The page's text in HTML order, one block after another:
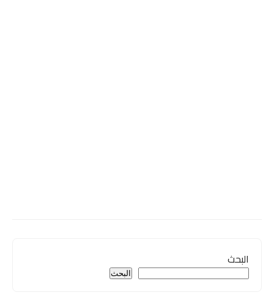
البحث
البحث